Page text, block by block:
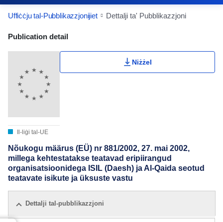
Uffiċċju tal-Pubblikazzjonijiet Dettalji ta' Pubblikazzjoni
Publication Detail Actions Portlet
Publication detail
Il-liġi tal-UE
Niżżel
Nõukogu määrus (EÜ) nr 881/2002, 27. mai 2002,
millega kehtestatakse teatavad eripiirangud
organisatsioonidega ISIL (Daesh) ja Al-Qaida seotud
teatavate isikute ja üksuste vastu
Dettalji tal-pubblikazzjoni